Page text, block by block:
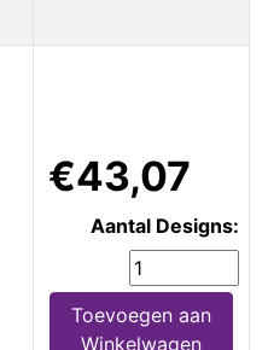
€43,07
Aantal Designs:
Toevoegen aan
Winkelwagen